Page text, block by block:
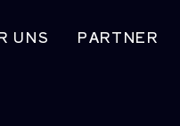
UNS PARTNER